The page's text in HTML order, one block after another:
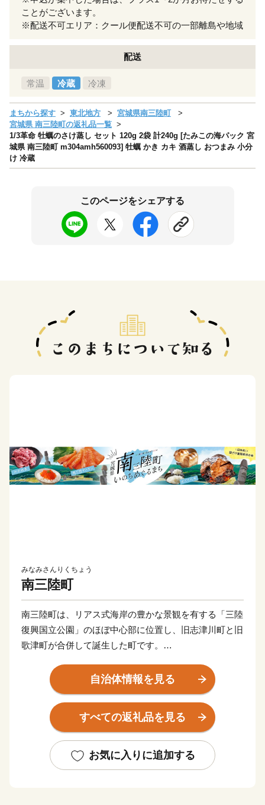
ことがございます。
※配送不可エリア：クール便配送不可の一部離島や地域
配送
常温 冷蔵 冷凍
まちから探す 東北地方
宮城県南三陸町
宮城県 南三陸町の返礼品一覧
1/3革命 牡蠣のさけ蒸し セット 120g 2袋 計240g [たみこの海パック 宮
城県 南三陸町 m304amh560093] 牡蠣 かき カキ 酒蒸し おつまみ 小分
け 冷蔵
このページをシェアする
みなみさんりくちょう
南三陸町
南三陸町は、リアス式海岸の豊かな景観を有する「三陸
復興国立公園」のほぼ中心部に位置し、旧志津川町と旧
歌津町が合併して誕生した町です。
した東日本大震災により甚大な被害を受けました。これ
まで、全国・世界中の皆様から多大なご支援をいただき
ながら、町の歴史と記憶、さらには東日本大震災の教訓
を踏まえつつ、防災集団移転促進事業などのハード整備
ました。
生まれ育ったかけがえのない「故郷」としてまた「第二
自治体情報を見る
すべての返礼品を見る
お気に入りに追加する